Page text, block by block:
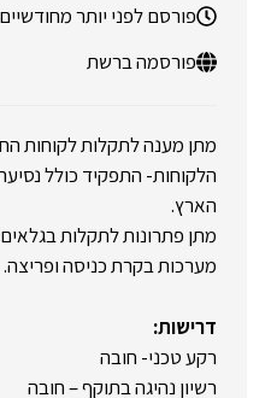
פורסם לפני יותר מחודשיים
פורסמה ברשת
מתן מענה לתקלות לקוחות
הלקוחות- התפקיד כולל
הארץ.
מתן פתרונות לתקלות
מערכות בקרת כניסה ופריצה.
דרישות:
רקע טכני- חובה
רשיון נהיגה בתוקף – חובה